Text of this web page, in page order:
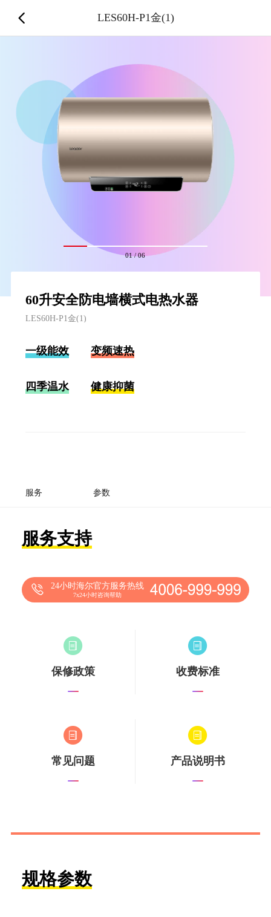
01/06
60升安全防电墙横式电热水器
LES60H-P1金(1)
一级能效 变频速热
四季温水 健康抑菌
服务 参数
服务支持
24小时海尔官方服务热线
7x24小时咨询帮助
保修政策 收费标准
常见问题 产品说明书
规格参数
LES60H-P1金(1)